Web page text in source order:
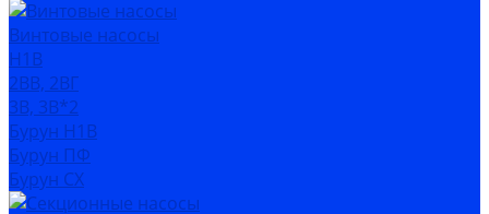
Винтовые насосы
Н1В
2ВВ, 2ВГ
3В, 3В*2
Бурун Н1В
Бурун ПФ
Бурун СХ